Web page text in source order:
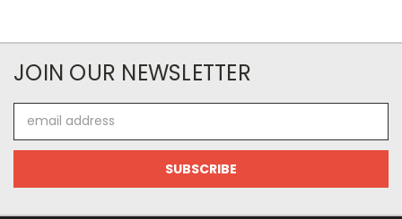
JOIN OUR NEWSLETTER
Address